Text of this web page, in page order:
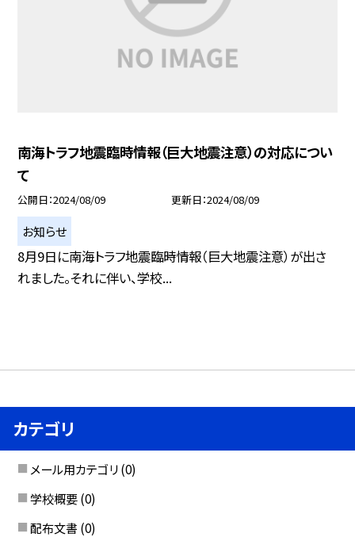
南海トラフ地震臨時情報（巨大地震注意）の対応につい
て
公開日 2024/08/09 更新日 2024/08/09
お知らせ
8月9日に南海トラフ地震臨時情報（巨大地震注意）が出さ
れました。それに伴い、学校...
カテゴリ
メール用カテゴリ (0)
学校概要 (0)
配布文書 (0)